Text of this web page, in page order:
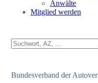
Anwälte
Mitglied werden
Suchen
Bundesverband der